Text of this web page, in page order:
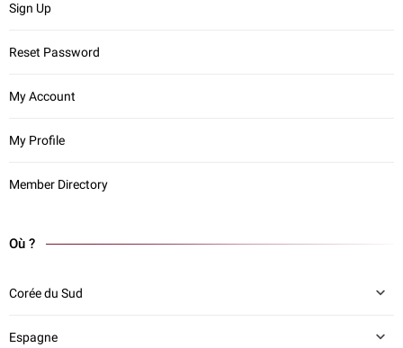
Sign Up
Reset Password
My Account
My Profile
Member Directory
Où ?
Corée du Sud
Espagne